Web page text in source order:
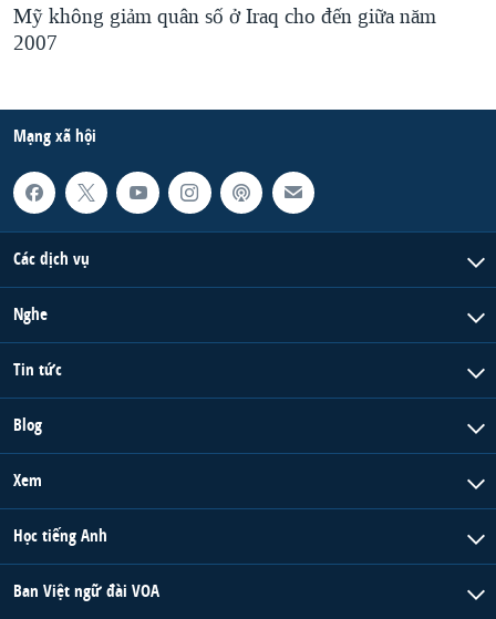
Mỹ không giảm quân số ở Iraq cho đến giữa năm
2007
Mạng xã hội
Các dịch vụ
Nghe
Tin tức
Blog
Xem
Học tiếng Anh
Ban Việt ngữ đài VOA